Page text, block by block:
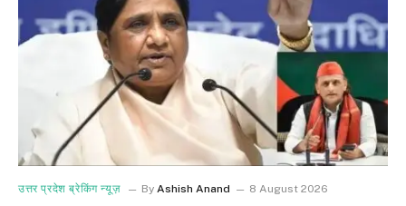
उत्तर प्रदेश ब्रेकिंग न्यूज़ By Ashish Anand 8 August 2026